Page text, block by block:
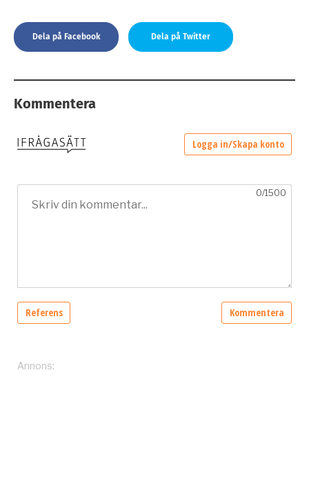
Dela på Facebook Dela på Twitter
Kommentera